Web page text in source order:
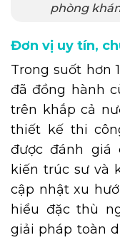
phòng
Đơn vị uy tín,
Trong suốt hơn
đã đồng hành
trên khắp cả
thiết kế thi
được đánh giá
kiến trúc sư và
cập nhật xu
hiểu đặc thù
giải pháp toàn